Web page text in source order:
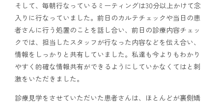
そして、毎朝行なっているミーティングは30分以上かけて念
入りに行なっていました。前日のカルテチェックや当日の患
者さんに行う処置のことを話し合い、前日の診療内容チェッ
クでは、担当したスタッフが行なった内容などを伝え合い、
情報をしっかりと共有していました。私達も今よりもわかり
やすく的確な情報共有ができるようにしていかなくてはと刺
激をいただきました。
診療見学をさせていただいた患者さんは、ほとんどが裏側矯